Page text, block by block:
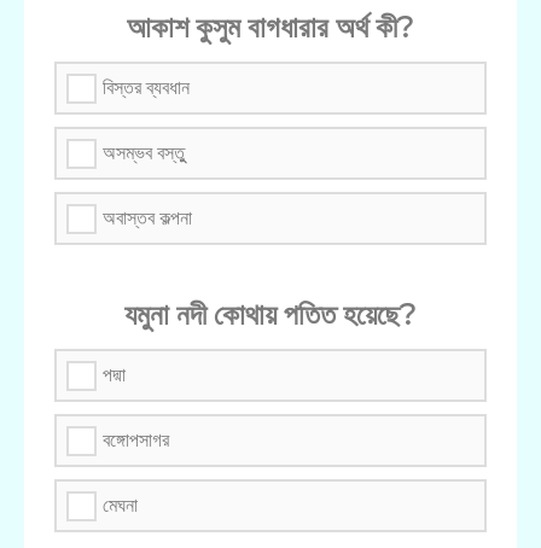
আকাশ কুসুম বাগধারার অর্থ কী?
বিস্তর ব্যবধান
অসম্ভব বস্তুু
অবাস্তব কল্পনা
যমুনা নদী কোথায় পতিত হয়েছে?
পদ্মা
বঙ্গোপসাগর
মেঘনা